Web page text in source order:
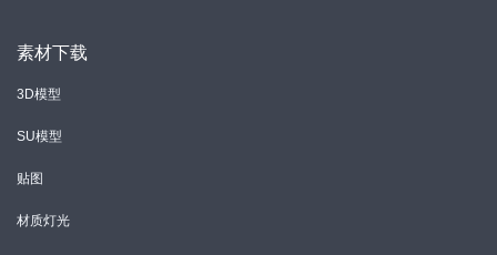
素材下载
3D模型
SU模型
贴图
材质灯光